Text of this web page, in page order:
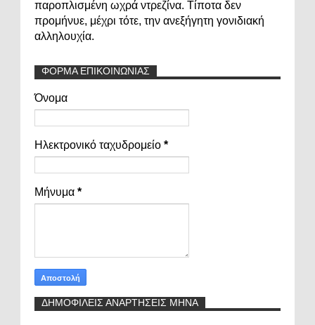
παροπλισμένη ωχρά ντρεζίνα. Τίποτα δεν
προμήνυε, μέχρι τότε, την ανεξήγητη γονιδιακή
αλληλουχία.
ΦΟΡΜΑ ΕΠΙΚΟΙΝΩΝΙΑΣ
Όνομα
Ηλεκτρονικό ταχυδρομείο *
Μήνυμα *
ΔΗΜΟΦΙΛΕΙΣ ΑΝΑΡΤΗΣΕΙΣ ΜΗΝΑ